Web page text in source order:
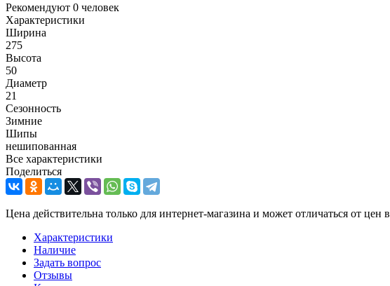
Рекомендуют 0 человек
Характеристики
Ширина
275
Высота
50
Диаметр
21
Сезонность
Зимние
Шипы
нешипованная
Все характеристики
Поделиться
Цена действительна только для интернет-магазина и может отличаться от цен
Характеристики
Наличие
Задать вопрос
Отзывы